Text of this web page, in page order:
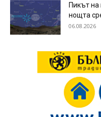
Пикът на
нощта
06.08.2026